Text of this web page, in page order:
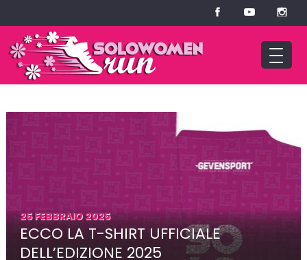
25 FEBBRAIO 2025
ECCO LA T-SHIRT UFFICIALE
DELL’EDIZIONE 2025